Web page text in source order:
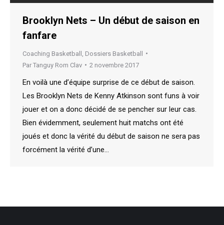
Brooklyn Nets – Un début de saison en
fanfare
Coaching Basketball
Dossiers Basketball
Par Tanguy Rom Clav 2 novembre 2017
En voilà une d’équipe surprise de ce début de saison.
Les Brooklyn Nets de Kenny Atkinson sont funs à voir
jouer et on a donc décidé de se pencher sur leur cas.
Bien évidemment, seulement huit matchs ont été
joués et donc la vérité du début de saison ne sera pas
forcément la vérité d’une…